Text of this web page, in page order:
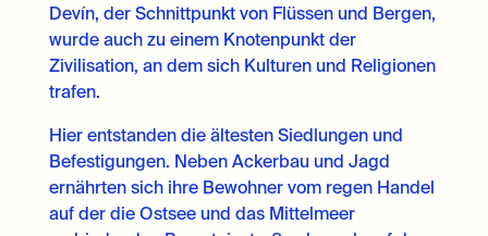
Devín, der Schnittpunkt von Flüssen und Bergen,
wurde auch zu einem Knotenpunkt der
Zivilisation, an dem sich Kulturen und Religionen
trafen.
Hier entstanden die ältesten Siedlungen und
Befestigungen. Neben Ackerbau und Jagd
ernährten sich ihre Bewohner vom regen Handel
auf der die Ostsee und das Mittelmeer